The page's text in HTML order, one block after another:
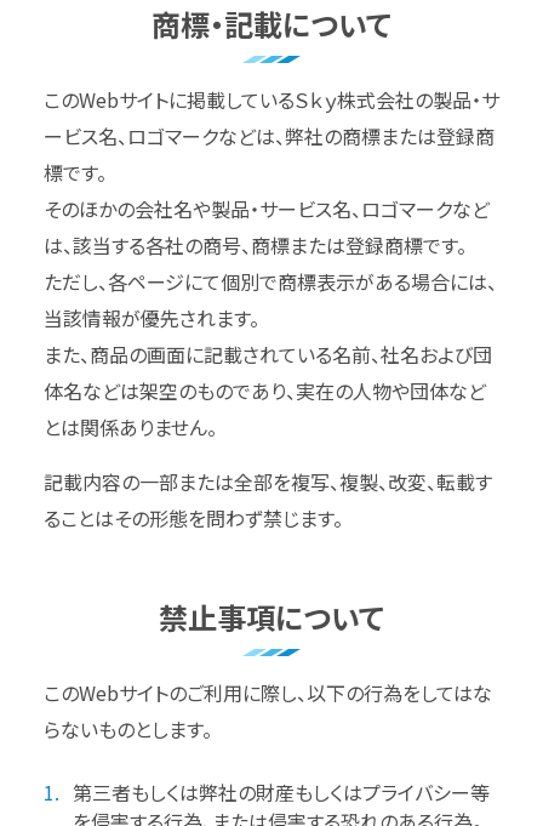
商標・記載について
このWebサイトに掲載しているＳｋｙ株式会社の製品・サ
ービス名、ロゴマークなどは、弊社の商標または登録商
標です。
そのほかの会社名や製品・サービス名、ロゴマークなど
は、該当する各社の商号、商標または登録商標です。
ただし、各ページにて個別で商標表示がある場合には、
当該情報が優先されます。
また、商品の画面に記載されている名前、社名および団
体名などは架空のものであり、実在の人物や団体など
とは関係ありません。
記載内容の一部または全部を複写、複製、改変、転載す
ることはその形態を問わず禁じます。
禁止事項について
このWebサイトのご利用に際し、以下の行為をしてはな
らないものとします。
第三者もしくは弊社の財産もしくはプライバシー等